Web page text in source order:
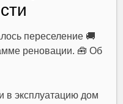
переселение 🚚
реновации. 🧰 Об
в эксплуатацию дом